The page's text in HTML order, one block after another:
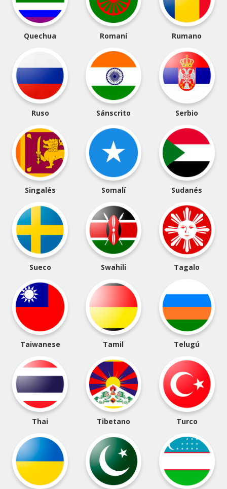
Quechua Romaní Rumano
Ruso Sánscrito Serbio
Singalés Somalí Sudanés
Sueco Swahili Tagalo
Taiwanese Tamil Telugú
Thai Tibetano Turco